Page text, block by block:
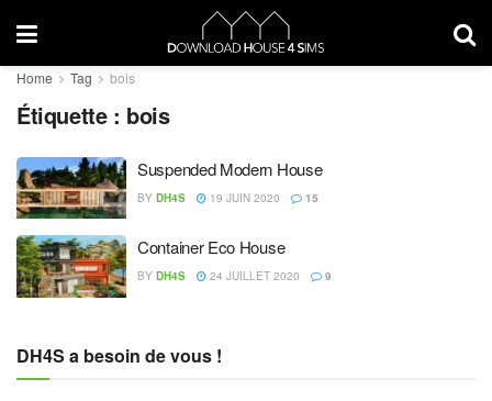
Home Tag bois
Étiquette : bois
Suspended Modern House
BY DH4S 19 JUIN 2020 15
Container Eco House
BY DH4S 24 JUILLET 2020 9
DH4S a besoin de vous !